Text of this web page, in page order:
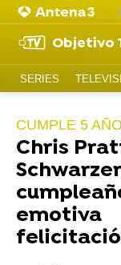
Objetivo
SERIES
CUMPLE 5
Chris
emotiva